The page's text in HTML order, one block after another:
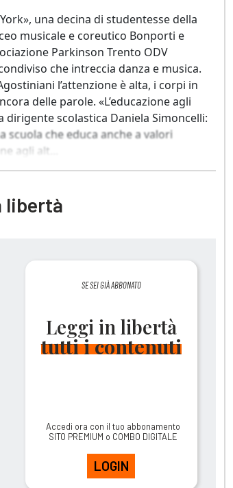
una decina di studentesse della
musicale e coreutico Bonporti e
Parkinson Trento ODV
che intreccia danza e musica.
l’attenzione è alta, i corpi in
delle parole. «L’educazione agli
dirigente scolastica Daniela Simoncelli:
scuola che educa anche a valori
agli alt...
libertà
SE SEI GIÀ ABBONATO
Leggi in libertà
tutti i contenuti
Accedi ora con il tuo abbonamento
SITO PREMIUM o COMBO DIGITALE
LOGIN